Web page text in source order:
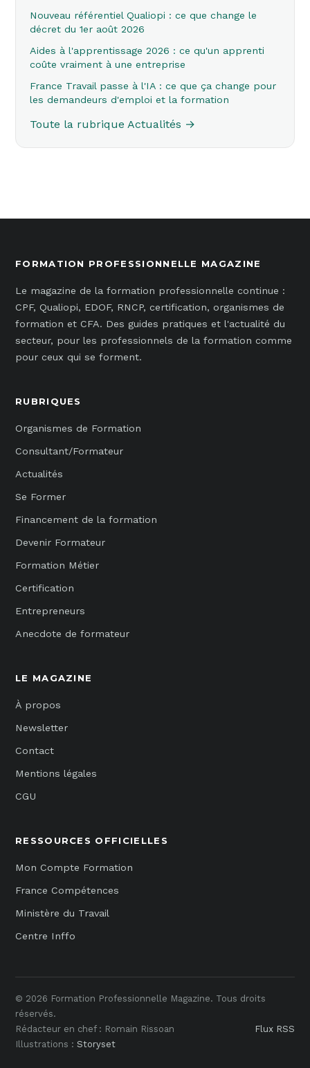
Nouveau référentiel Qualiopi : ce que change le
décret du 1er août 2026
Aides à l'apprentissage 2026 : ce qu'un apprenti
coûte vraiment à une entreprise
France Travail passe à l'IA : ce que ça change pour
les demandeurs d'emploi et la formation
Toute la rubrique Actualités →
FORMATION PROFESSIONNELLE MAGAZINE
Le magazine de la formation professionnelle continue :
CPF, Qualiopi, EDOF, RNCP, certification, organismes de
formation et CFA. Des guides pratiques et l'actualité du
secteur, pour les professionnels de la formation comme
pour ceux qui se forment.
RUBRIQUES
Organismes de Formation
Consultant/Formateur
Actualités
Se Former
Financement de la formation
Devenir Formateur
Formation Métier
Certification
Entrepreneurs
Anecdote de formateur
LE MAGAZINE
À propos
Newsletter
Contact
Mentions légales
CGU
RESSOURCES OFFICIELLES
Mon Compte Formation
France Compétences
Ministère du Travail
Centre Inffo
© 2026 Formation Professionnelle Magazine. Tous droits
réservés.
Rédacteur en chef : Romain Rissoan
Flux RSS
Illustrations : Storyset